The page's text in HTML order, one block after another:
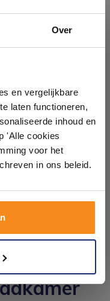
Over
en vergelijkbare
laten functioneren,
inhoud en
'Alle cookies
voor het
in ons beleid.
20x20 cm (prijs per
23,50
1000 m²
ingerichte
tot luxe. Onze
en je vindt
Gratis parkeren
verschil!